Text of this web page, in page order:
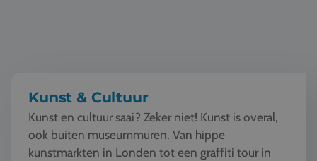
Kunst & Cultuur
Kunst en cultuur saai? Zeker niet! Kunst is overal,
ook buiten museummuren. Van hippe
kunstmarkten in Londen tot een graffiti tour in